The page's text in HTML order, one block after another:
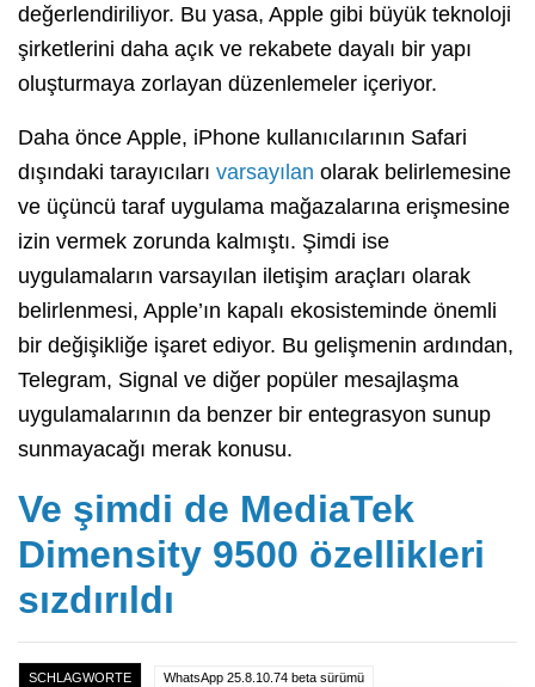
değerlendiriliyor. Bu yasa, Apple gibi büyük teknoloji
şirketlerini daha açık ve rekabete dayalı bir yapı
oluşturmaya zorlayan düzenlemeler içeriyor.
Daha önce Apple, iPhone kullanıcılarının Safari
dışındaki tarayıcıları varsayılan olarak belirlemesine
ve üçüncü taraf uygulama mağazalarına erişmesine
izin vermek zorunda kalmıştı. Şimdi ise
uygulamaların varsayılan iletişim araçları olarak
belirlenmesi, Apple’ın kapalı ekosisteminde önemli
bir değişikliğe işaret ediyor. Bu gelişmenin ardından,
Telegram, Signal ve diğer popüler mesajlaşma
uygulamalarının da benzer bir entegrasyon sunup
sunmayacağı merak konusu.
Ve şimdi de MediaTek
Dimensity 9500 özellikleri
sızdırıldı
SCHLAGWORTE WhatsApp 25.8.10.74 beta sürümü